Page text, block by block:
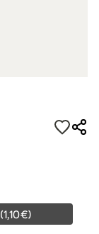
(1,10€)